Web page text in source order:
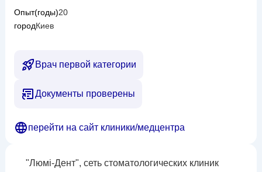
Опыт(годы)20
городКиев
Врач первой категории
Документы проверены
перейти на сайт клиники/медцентра
"Люмі-Дент", сеть стоматологических клиник